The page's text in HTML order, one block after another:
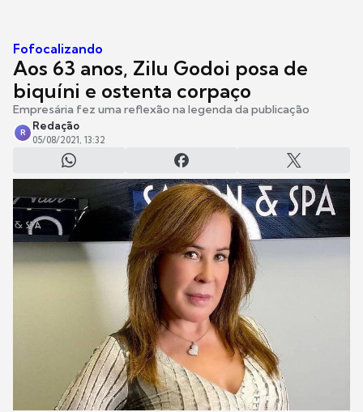
Fofocalizando
Aos 63 anos, Zilu Godoi posa de
biquíni e ostenta corpaço
Empresária fez uma reflexão na legenda da publicação
R
Redação
05/08/2021, 13:32